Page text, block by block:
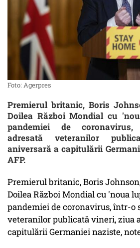
Foto: Agerpres
Premierul britanic, Boris
Doilea Război Mondial cu
pandemiei de
adresată veteranilor
aniversară a capitulării
AFP.
Premierul britanic, Boris
Doilea Război Mondial cu 'noua
pandemiei de coronavirus, într-o
veteranilor publicată vineri, ziua
capitulării Germaniei naziste,